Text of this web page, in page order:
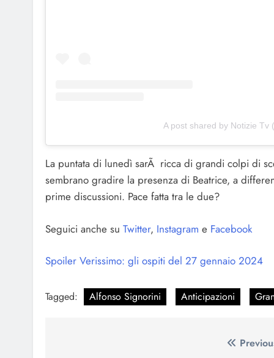
A post shared by Notizie Tv
La puntata di lunedì sarÃ ricca di grandi colpi di
sembrano gradire la presenza di Beatrice, a
prime discussioni. Pace fatta tra le due?
Seguici anche su Twitter, Instagram e Facebook
Spoiler Verissimo: gli ospiti del 27 gennaio 2024
Tagged: Alfonso Signorini Anticipazioni